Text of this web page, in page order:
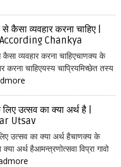
व्यवहार करना चाहिए |
Chankya
व्यवहार करना चाहिएचाणक्य के
चाहिएयस्य चाप्रियमिच्छेत तस्य
उत्सव का क्या अर्थ है |
Utsav
उत्सव का क्या अर्थ हैचाणक्य के
अर्थ हैआमन्त्रणोत्सवा विप्रा गावो